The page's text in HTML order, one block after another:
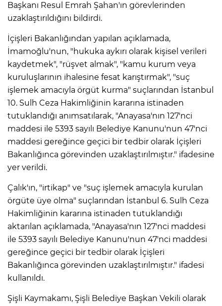
Başkanı Resul Emrah Şahan'ın görevlerinden
uzaklaştırıldığını bildirdi.
İçişleri Bakanlığından yapılan açıklamada,
İmamoğlu'nun, "hukuka aykırı olarak kişisel verileri
kaydetmek", "rüşvet almak", "kamu kurum veya
kuruluşlarının ihalesine fesat karıştırmak", "suç
işlemek amacıyla örgüt kurma" suçlarından İstanbul
10. Sulh Ceza Hakimliğinin kararına istinaden
tutuklandığı anımsatılarak, "Anayasa'nın 127'nci
maddesi ile 5393 sayılı Belediye Kanunu'nun 47'nci
maddesi gereğince geçici bir tedbir olarak İçişleri
Bakanlığınca görevinden uzaklaştırılmıştır." ifadesine
yer verildi.
Çalık'ın, "irtikap" ve "suç işlemek amacıyla kurulan
örgüte üye olma" suçlarından İstanbul 6. Sulh Ceza
Hakimliğinin kararına istinaden tutuklandığı
aktarılan açıklamada, "Anayasa'nın 127'nci maddesi
ile 5393 sayılı Belediye Kanunu'nun 47'nci maddesi
gereğince geçici bir tedbir olarak İçişleri
Bakanlığınca görevinden uzaklaştırılmıştır." ifadesi
kullanıldı.
Şişli Kaymakamı, Şişli Belediye Başkan Vekili olarak